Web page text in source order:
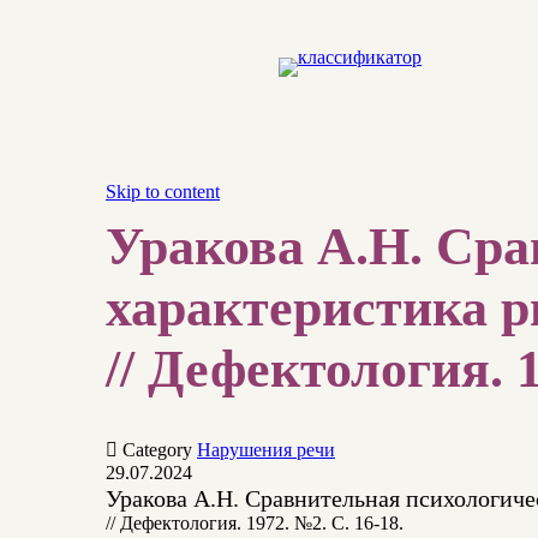
Skip to content
Уракова А.Н.
характеристика
// Дефектология.
 Category Нарушения речи
29.07.2024
Уракова А.Н. Сравнительная
// Дефектология. 1972. №2. С. 16-18.